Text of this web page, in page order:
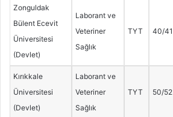
Zonguldak
Bülent Ecevit
Üniversitesi
(Devlet)
Laborant ve
Veteriner
Sağlık
TYT 40/41
Kırıkkale
Üniversitesi
(Devlet)
Laborant ve
Veteriner
Sağlık
TYT 50/52